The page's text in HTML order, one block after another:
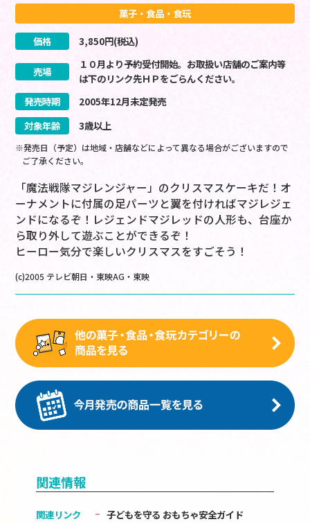
菓子・食品・食玩
価格 3,850円(税込)
売場
１０月より予約受付開始。お取扱い店舗のご案内等
は下のリンク先ＨＰをごらんください。
発売時期
2005年12月未定発売
対象年齢
3歳以上
※発売日（予定）は地域・店舗などによって異なる場合がございますので
ご了承ください。
「魔法戦隊マジレンジャー」のクリスマスケーキだ！オ
ーナメントに付属の足パーツと翼を付ければマジレジェ
ンドになるぞ！レジェンドマジレッドの人形も、台座か
ら取り外して遊ぶことができるぞ！
ヒーロー気分で楽しいクリスマスをすごそう！
(c)2005 テレビ朝日・東映AG・東映
関連情報
関連リンク 子どもを守る おもちゃ安全ガイド